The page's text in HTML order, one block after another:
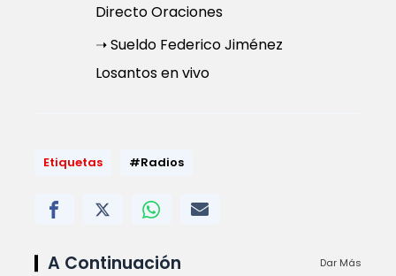
Directo Oraciones
➝ Sueldo Federico Jiménez
Losantos en vivo
Etiquetas #Radios
A Continuación Dar Más